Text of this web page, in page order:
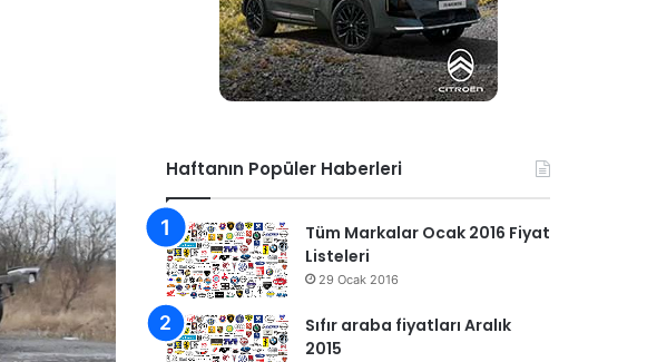
Haftanın Popüler Haberleri
Tüm Markalar Ocak 2016 Fiyat
Listeleri
29 Ocak 2016
Sıfır araba fiyatları Aralık
2015